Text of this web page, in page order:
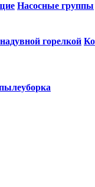
Насосные группы
горелкой